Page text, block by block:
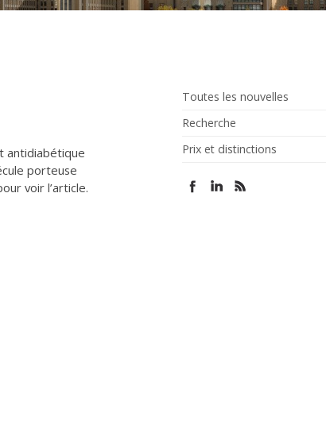
Toutes les nouvelles
Recherche
Prix et distinctions
antidiabétique
porteuse
voir l’article.